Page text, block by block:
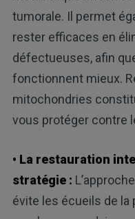
tumorale. Il permet
rester efficaces en
défectueuses, afin
fonctionnent mieux.
mitochondries
vous protéger contre
• La restauration
stratégie :
évite les écueils de la